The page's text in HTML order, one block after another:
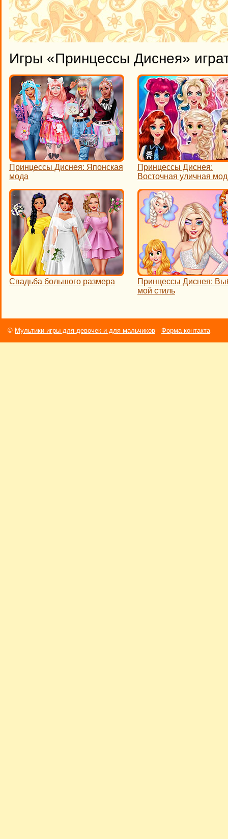
Игры «Принцессы Диснея»
Принцессы Диснея: Японская
мода
Принцессы Диснея:
Восточная уличная
Свадьба большого размера
Принцессы Диснея:
мой стиль
© Мультики игры для девочек и для мальчиков Форма контакта